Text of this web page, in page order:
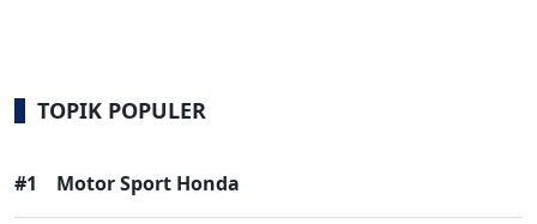
TOPIK POPULER
#1 Motor Sport Honda